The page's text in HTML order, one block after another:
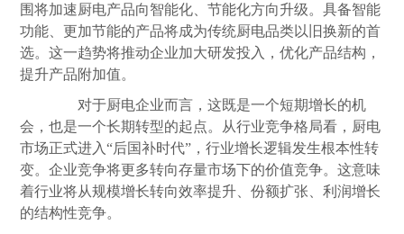
围将加速厨电产品向智能化、节能化方向升级。具备智能
功能、更加节能的产品将成为传统厨电品类以旧换新的首
选。这一趋势将推动企业加大研发投入，优化产品结构，
提升产品附加值。
对于厨电企业而言，这既是一个短期增长的机
会，也是一个长期转型的起点。从行业竞争格局看，厨电
市场正式进入“后国补时代”，行业增长逻辑发生根本性转
变。企业竞争将更多转向存量市场下的价值竞争。这意味
着行业将从规模增长转向效率提升、份额扩张、利润增长
的结构性竞争。